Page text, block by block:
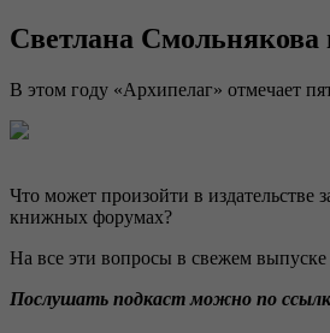
Светлана Смольнякова
В этом году «Архипелаг» отмечает
Что может произойти в
книжных форумах?
На все эти вопросы в свежем выпуске
Послушать подкаст можно по